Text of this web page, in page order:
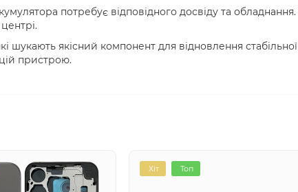
потребує відповідного досвіду та обладнання.
шукають якісний компонент для відновлення стабільної
пристрою.
Хіт Топ